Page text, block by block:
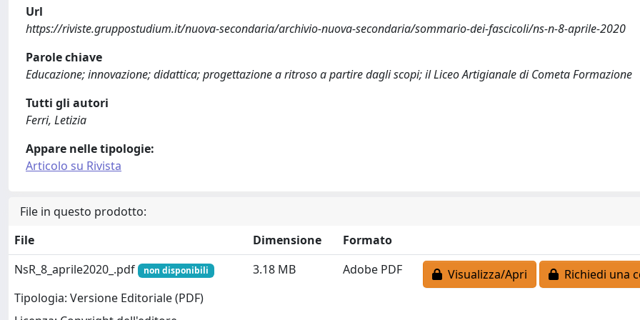
Url
https://riviste.gruppostudium.it/nuova-secondaria/archivio-nuova-secondaria/sommario-dei-fascicoli/ns-n-8-aprile-2020
Parole chiave
Educazione; innovazione; didattica; progettazione a ritroso a partire dagli scopi; il Liceo Artigianale di Cometa Formazione
Tutti gli autori
Ferri, Letizia
Appare nelle tipologie:
Articolo su Rivista
File in questo prodotto:
File
Dimensione
Formato
NsR_8_aprile2020_.pdf
non disponibili
Tipologia: Versione Editoriale (PDF)
3.18 MB Adobe PDF Visualizza/Apri Richiedi una